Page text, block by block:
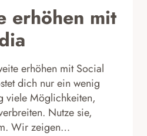
erhöhen mit
erhöhen mit Social
dich nur ein wenig
viele Möglichkeiten,
Nutze sie,
Wir zeigen…